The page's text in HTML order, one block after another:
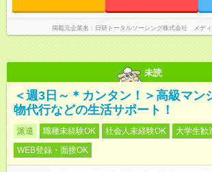
掲載元企業名 日研トータルソーシング株式会社 メデ
未読
＜週3日～＊カンタン！＞高級マン
物代行などの生活サポート！
派遣 職種未経験OK 社会人未経験OK 大学生歓
WEB登録・面接OK